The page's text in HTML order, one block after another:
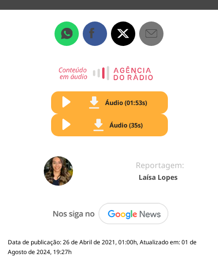
Áudio (01:53s)
Áudio (35s)
Reportagem:
Laísa Lopes
Data de publicação: 26 de Abril de 2021, 01:00h, Atualizado em: 01 de
Agosto de 2024, 19:27h